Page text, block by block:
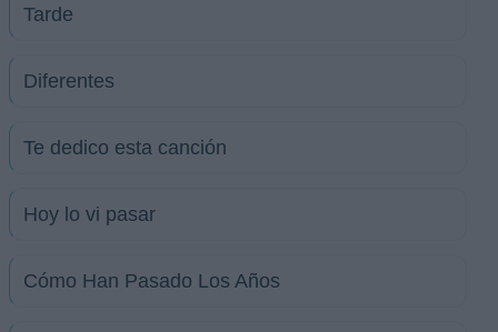
Tarde
Diferentes
Te dedico esta canción
Hoy lo vi pasar
Cómo Han Pasado Los Años